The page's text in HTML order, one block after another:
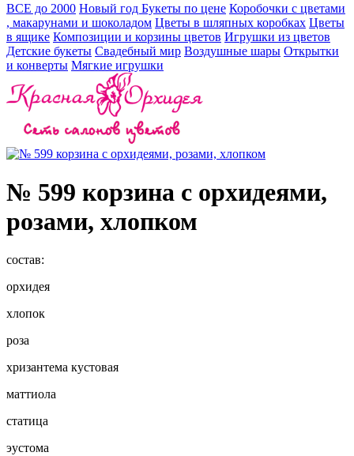
ВСЕ до 2000 Новый год Букеты по цене Коробочки с цветами
, макарунами и шоколадом Цветы в шляпных коробках Цветы
в ящике Композиции и корзины цветов Игрушки из цветов
Детские букеты Свадебный мир Воздушные шары Открытки
и конверты Мягкие игрушки
№ 599 корзина с орхидеями,
розами, хлопком
состав:
орхидея
хлопок
роза
хризантема кустовая
маттиола
статица
эустома